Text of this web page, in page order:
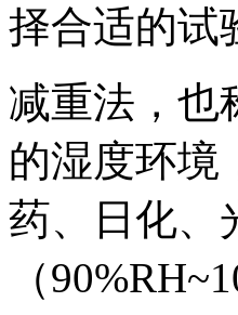
择合适的试
减重法，也
的湿度环境
药、日化、
（